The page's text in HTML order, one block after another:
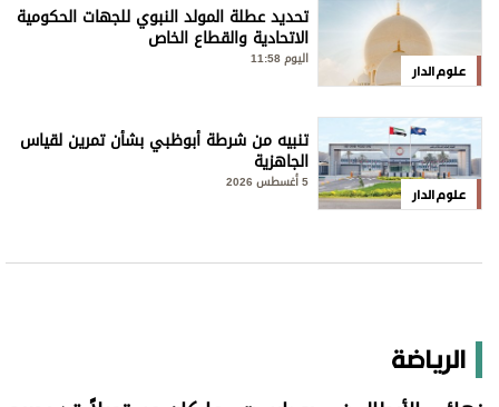
علوم الدار
تحديد عطلة المولد النبوي للجهات الحكومية
الاتحادية والقطاع الخاص
اليوم 11:58
علوم الدار
تنبيه من شرطة أبوظبي بشأن تمرين لقياس
الجاهزية
5 أغسطس 2026
الرياضة